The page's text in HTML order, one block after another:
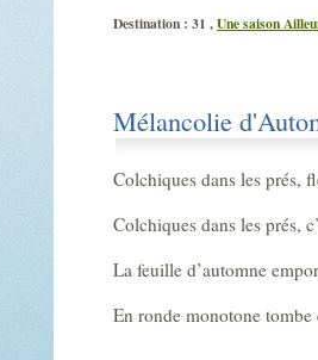
Destination : 31 ,Une saison
Mélancolie
Colchiques dans les prés,
Colchiques dans les prés,
La feuille d’automne
En ronde monotone